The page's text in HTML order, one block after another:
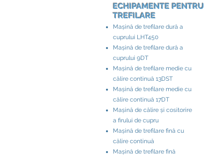
ECHIPAMENTE PENTRU
TREFILARE
Mașină de trefilare dură a
cuprului LHT450
Mașină de trefilare dură a
cuprului 9DT
Mașină de trefilare medie cu
călire continuă 13DST
Mașină de trefilare medie cu
călire continuă 17DT
Mașină de călire și cositorire
a firului de cupru
Mașină de trefilare fină cu
călire continuă
Mașină de trefilare fină